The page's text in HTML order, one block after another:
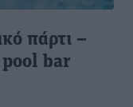
πάρτι –
pool bar